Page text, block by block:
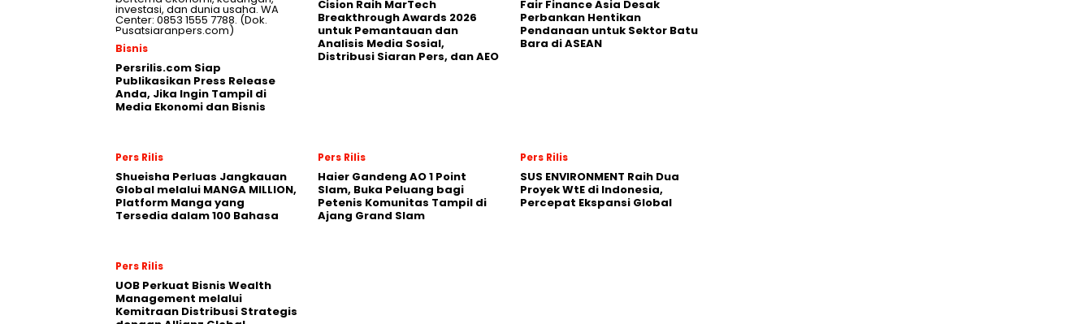
Bisnis
Persrilis.com Siap
Publikasikan Press Release
Anda, Jika Ingin Tampil di
Media Ekonomi dan Bisnis
Cision Raih MarTech
Breakthrough Awards 2026
untuk Pemantauan dan
Analisis Media Sosial,
Distribusi Siaran Pers, dan AEO
Fair Finance Asia Desak
Perbankan Hentikan
Pendanaan untuk Sektor Batu
Bara di ASEAN
Pers Rilis
Shueisha Perluas Jangkauan
Global melalui MANGA MILLION,
Platform Manga yang
Tersedia dalam 100 Bahasa
Pers Rilis
Haier Gandeng AO 1 Point
Slam, Buka Peluang bagi
Petenis Komunitas Tampil di
Ajang Grand Slam
Pers Rilis
SUS ENVIRONMENT Raih Dua
Proyek WtE di Indonesia,
Percepat Ekspansi Global
Pers Rilis
UOB Perkuat Bisnis Wealth
Management melalui
Kemitraan Distribusi Strategis